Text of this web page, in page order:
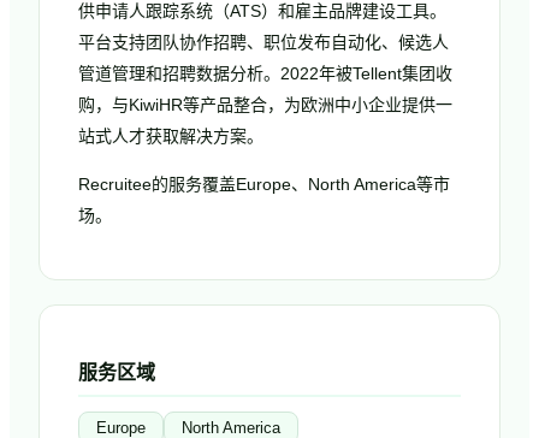
供申请人跟踪系统（ATS）和雇主品牌建设工具。
平台支持团队协作招聘、职位发布自动化、候选人
管道管理和招聘数据分析。2022年被Tellent集团收
购，与KiwiHR等产品整合，为欧洲中小企业提供一
站式人才获取解决方案。
Recruitee的服务覆盖Europe、North America等市
场。
服务区域
Europe North America